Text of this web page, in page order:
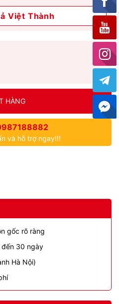
Việt Thành
HÀNG
và hỗ trợ ngay!!!
gốc rõ ràng
30 ngày
Hà Nội)